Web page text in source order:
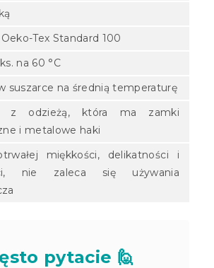
Tex Standard 100
na 60 °C
suszarce na średnią temperaturę
z odzieżą, która ma zamki
i metalowe haki
miękkości, delikatności i
nie zaleca się używania
pytacie 🙋